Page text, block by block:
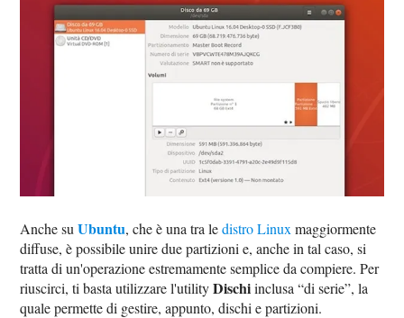
Anche suUbuntu, che è una tra ledistro Linux maggiormente
diffuse, è possibile unire due partizioni e, anche in tal caso, si
tratta di un'operazione estremamente semplice da compiere. Per
riuscirci, ti basta utilizzare l'utilityDischiinclusa “di serie”, la
quale permette di gestire, appunto, dischi e partizioni.